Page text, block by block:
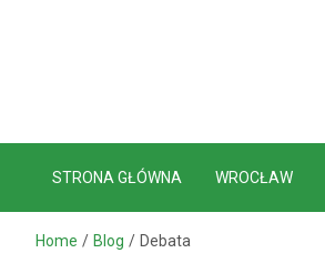
STRONA GŁÓWNA WROCŁAW
Home Blog Debata